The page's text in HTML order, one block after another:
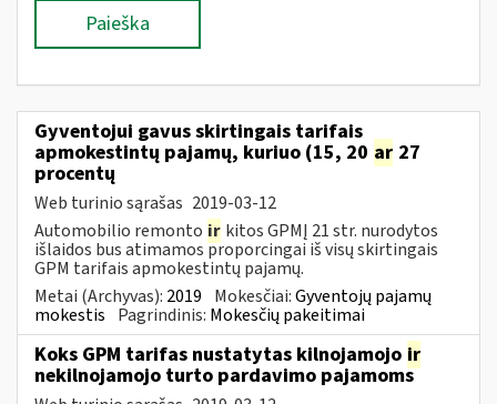
Paieška
Gyventojui gavus skirtingais tarifais
apmokestintų pajamų, kuriuo (15, 20 ar 27
procentų
Web turinio sąrašas 2019-03-12
Automobilio remonto ir kitos GPMĮ 21 str. nurodytos
išlaidos bus atimamos proporcingai iš visų skirtingais
GPM tarifais apmokestintų pajamų.
Metai (Archyvas): 2019 Mokesčiai:Gyventojų pajamų
mokestis Pagrindinis: Mokesčių pakeitimai
Koks GPM tarifas nustatytas kilnojamojo ir
nekilnojamojo turto pardavimo pajamoms